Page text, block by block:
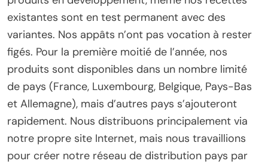
existantes sont en test permanent avec des
variantes. Nos appâts n’ont pas vocation à rester
figés. Pour la première moitié de l’année, nos
produits sont disponibles dans un nombre limité
de pays (France, Luxembourg, Belgique, Pays-Bas
et Allemagne), mais d’autres pays s’ajouteront
rapidement. Nous distribuons principalement via
notre propre site Internet, mais nous travaillions
pour créer notre réseau de distribution pays par